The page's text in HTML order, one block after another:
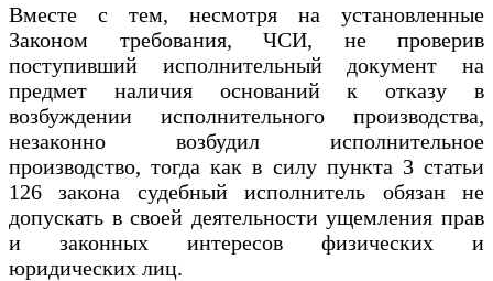
Вместе с тем, несмотря на установленные
Законом требования, ЧСИ, не проверив
поступивший исполнительный документ на
предмет наличия оснований к отказу в
возбуждении исполнительного производства,
незаконно возбудил исполнительное
производство, тогда как в силу пункта 3 статьи
126 закона судебный исполнитель обязан не
допускать в своей деятельности ущемления прав
и законных интересов физических и
юридических лиц.